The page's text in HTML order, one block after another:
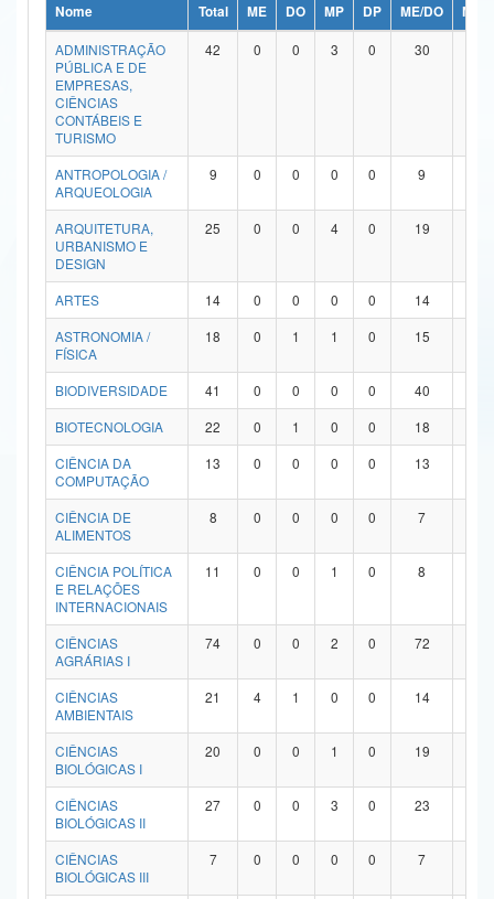
Ministério da Ciência, Tecnologia, Inovações e Comunicações
Ministério do Meio Ambiente
Ministério do Turismo
Ministério do Desenvolvimento Regional
Controladoria-Geral da União
Ministério da Mulher, da Família e dos Direitos Humanos
Secretaria de Governo
Advocacia-Geral da União
Banco Central do Brasil
Nome Total ME DO MP DP ME/DO
MP/
ADMINISTRAÇÃO
PÚBLICA E DE
EMPRESAS,
CIÊNCIAS
CONTÁBEIS E
TURISMO
42 0 0 3 0 30
ANTROPOLOGIA /
ARQUEOLOGIA
9 0 0 0 0 9
ARQUITETURA,
URBANISMO E
DESIGN
25 0 0 4 0 19
ARTES 14 0 0 0 0 14
ASTRONOMIA /
FÍSICA
18 0 1 1 0 15
BIODIVERSIDADE 41 0 0 0 0 40
BIOTECNOLOGIA
22 0 1 0 0 18
CIÊNCIA DA
COMPUTAÇÃO
13 0 0 0 0 13
CIÊNCIA DE
ALIMENTOS
8 0 0 0 0 7
CIÊNCIA POLÍTICA
E RELAÇÕES
INTERNACIONAIS
11 0 0 1 0 8
CIÊNCIAS
AGRÁRIAS I
74 0 0 2 0 72
CIÊNCIAS
AMBIENTAIS
21 4 1 0 0 14
CIÊNCIAS
BIOLÓGICAS I
20 0 0 1 0 19
CIÊNCIAS
BIOLÓGICAS II
27 0 0 3 0 23
CIÊNCIAS
BIOLÓGICAS III
7 0 0 0 0 7